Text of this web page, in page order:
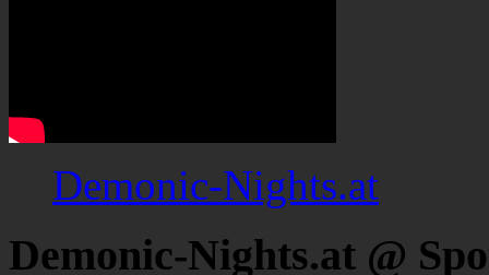
Demonic-Nights.at
Demonic-Nights.at @